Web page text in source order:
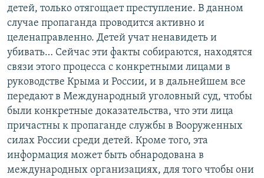
детей, только отягощает преступление. В данном
случае пропаганда проводится активно и
целенаправленно. Детей учат ненавидеть и
убивать… Сейчас эти факты собираются, находятся
связи этого процесса с конкретными лицами в
руководстве Крыма и России, и в дальнейшем все
передают в Международный уголовный суд, чтобы
были конкретные доказательства, что эти лица
причастны к пропаганде службы в Вооруженных
силах России среди детей. Кроме того, эта
информация может быть обнародована в
международных организациях, для того чтобы они